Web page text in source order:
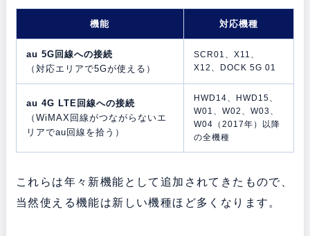
機能 対応機種
au 5G回線への接続
（対応エリアで5Gが使える）
SCR01、X11、
X12、DOCK 5G 01
au 4G LTE回線への接続
（WiMAX回線がつながらないエ
リアでau回線を拾う）
HWD14、HWD15、
W01、W02、W03、
W04（2017年）以降
の全機種
これらは年々新機能として追加されてきたもので、
当然使える機能は新しい機種ほど多くなります。